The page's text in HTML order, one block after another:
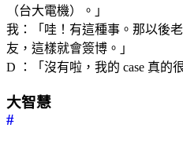
（台大電機）。」
我：「哇！有這種事。那以後
友，這樣就會簽博。」
D ：「沒有啦，我的 case 真的
大智慧
#